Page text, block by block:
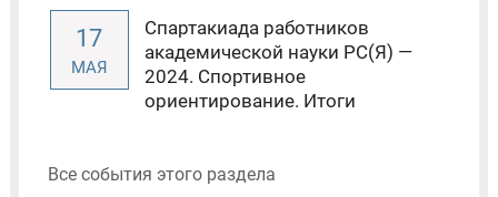
17
МАЯ
Спартакиада работников
академической науки РС(Я) —
2024. Спортивное
ориентирование. Итоги
Все события этого раздела